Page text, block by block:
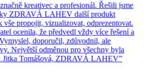
kreativec a profesionál. Řešili jsme
ZDRAVÁ LAHEV další produkt
propojit, vizualizovat, odprezentovat.
ocenila, že předvedl vždy více řešení a
doporučil, zdůvodnil, ale
Největší odměnou pro všechny byla
Jitka Tomášová, ZDRAVÁ LAHEV”